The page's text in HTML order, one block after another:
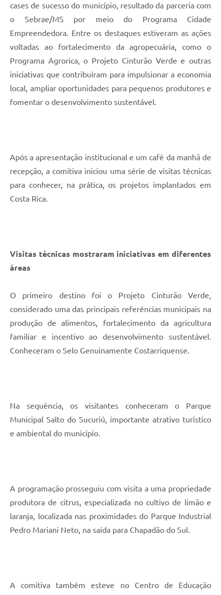
cases de sucesso do município, resultado da parceria com
o Sebrae/MS por meio do Programa Cidade
Empreendedora. Entre os destaques estiveram as ações
voltadas ao fortalecimento da agropecuária, como o
Programa Agrorica, o Projeto Cinturão Verde e outras
iniciativas que contribuíram para impulsionar a economia
local, ampliar oportunidades para pequenos produtores e
fomentar o desenvolvimento sustentável.
Após a apresentação institucional e um café da manhã de
recepção, a comitiva iniciou uma série de visitas técnicas
para conhecer, na prática, os projetos implantados em
Costa Rica.
Visitas técnicas mostraram iniciativas em diferentes
áreas
O primeiro destino foi o Projeto Cinturão Verde,
considerado uma das principais referências municipais na
produção de alimentos, fortalecimento da agricultura
familiar e incentivo ao desenvolvimento sustentável.
Conheceram o Selo Genuinamente Costarriquense.
Na sequência, os visitantes conheceram o Parque
Municipal Salto do Sucuriú, importante atrativo turístico
e ambiental do município.
A programação prosseguiu com visita a uma propriedade
produtora de citrus, especializada no cultivo de limão e
laranja, localizada nas proximidades do Parque Industrial
Pedro Mariani Neto, na saída para Chapadão do Sul.
A comitiva também esteve no Centro de Educação